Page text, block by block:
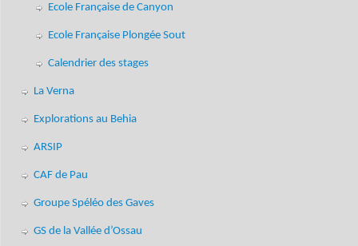
Ecole Française de Canyon
Ecole Française Plongée Sout
Calendrier des stages
La Verna
Explorations au Behia
ARSIP
CAF de Pau
Groupe Spéléo des Gaves
GS de la Vallée d’Ossau